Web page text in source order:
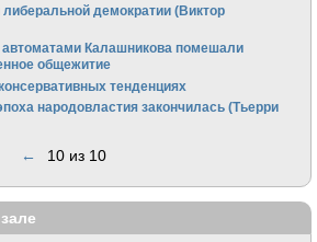
демократии (Виктор
автоматами Калашникова помешали
общежитие
тенденциях
народовластия закончилась (Тьерри
← 10 из 10